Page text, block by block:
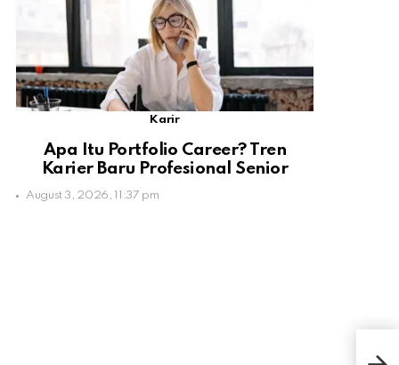
Karir
Apa Itu Portfolio Career? Tren
Karier Baru Profesional Senior
August 3, 2026, 11:37 pm
Ini